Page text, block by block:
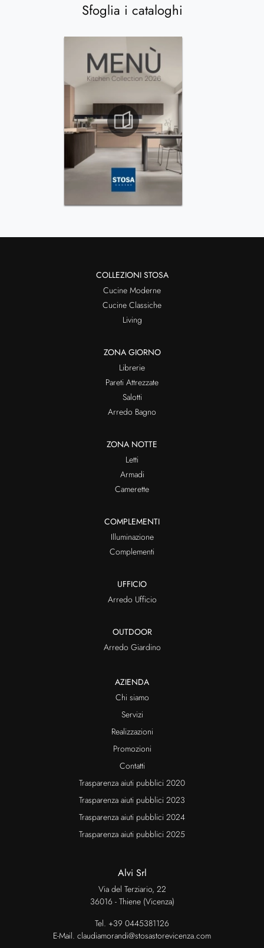
Sfoglia i cataloghi
COLLEZIONI STOSA
Cucine Moderne
Cucine Classiche
Living
ZONA GIORNO
Librerie
Pareti Attrezzate
Salotti
Arredo Bagno
ZONA NOTTE
Letti
Armadi
Camerette
COMPLEMENTI
Illuminazione
Complementi
UFFICIO
Arredo Ufficio
OUTDOOR
Arredo Giardino
AZIENDA
Chi siamo
Servizi
Realizzazioni
Promozioni
Contatti
Trasparenza aiuti pubblici 2020
Trasparenza aiuti pubblici 2023
Trasparenza aiuti pubblici 2024
Trasparenza aiuti pubblici 2025
Alvi Srl
Via del Terziario, 22
36016 - Thiene (Vicenza)
Tel. +39 0445381126
E-Mail. claudiamorandi@stosastorevicenza.com